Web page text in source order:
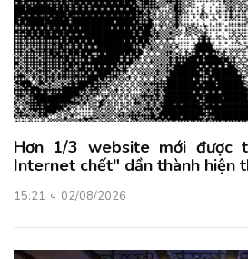
Hơn 1/3 website mới được
Internet chết" dần thành hiện
15:21 02/08/2026